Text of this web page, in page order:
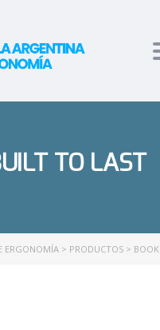
TO LAST
ERGONOMÍA > PRODUCTOS > BOOK